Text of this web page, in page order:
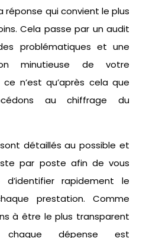
réponse qui convient le plus
Cela passe par un audit
problématiques et une
minutieuse de votre
n’est qu’après cela que
au chiffrage du
détaillés au possible et
par poste afin de vous
d’identifier rapidement le
prestation. Comme
à être le plus transparent
dépense est